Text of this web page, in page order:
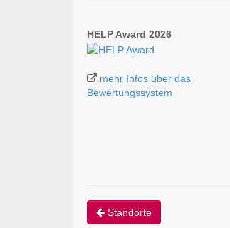
HELP Award 2026
mehr Infos über das
Bewertungssystem
Standorte